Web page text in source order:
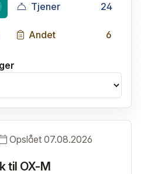
Tjener 24
Andet 6
Opslået 07.08.2026
til OX-M